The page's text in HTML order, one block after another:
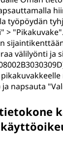
työpöydän
>
välilyönti ja
napsauta